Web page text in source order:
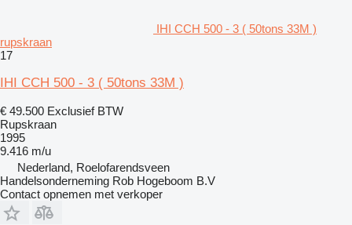
IHI CCH 500 - 3 ( 50tons 33M )
rupskraan
17
IHI CCH 500 - 3 ( 50tons 33M )
€ 49.500 Exclusief BTW
Rupskraan
1995
9.416 m/u
Nederland, Roelofarendsveen
Handelsonderneming Rob Hogeboom B.V
Contact opnemen met verkoper